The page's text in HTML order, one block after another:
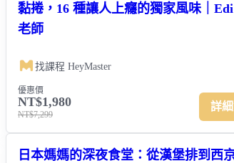
黏捲，16 種讓人上癮的獨家風味｜Edi
老師
找課程 HeyMaster
優惠價
NT$1,980
NT$7,299
詳
日本媽媽的深夜食堂：從漢堡排到西